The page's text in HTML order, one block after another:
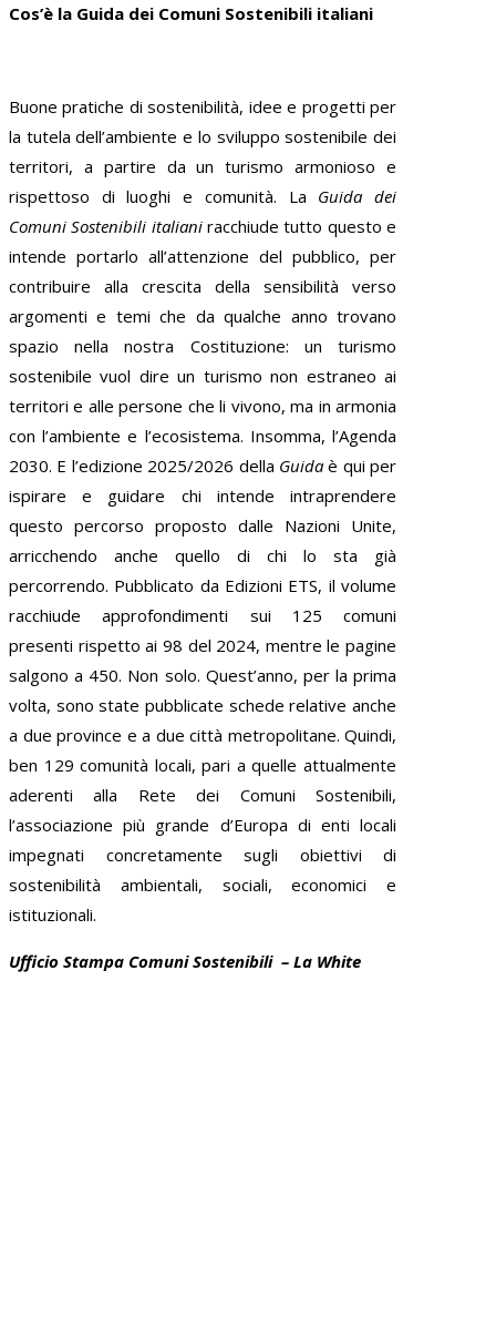
Cos’è la Guida dei Comuni Sostenibili italiani
Buone pratiche di sostenibilità, idee e progetti per
la tutela dell’ambiente e lo sviluppo sostenibile dei
territori, a partire da un turismo armonioso e
rispettoso di luoghi e comunità. La Guida dei
Comuni Sostenibili italianiracchiude tutto questo e
intende portarlo all’attenzione del pubblico, per
contribuire alla crescita della sensibilità verso
argomenti e temi che da qualche anno trovano
spazio nella nostra Costituzione: un turismo
sostenibile vuol dire un turismo non estraneo ai
territori e alle persone che li vivono, ma in armonia
con l’ambiente e l’ecosistema. Insomma, l’Agenda
2030. E l’edizione 2025/2026 della Guidaè qui per
ispirare e guidare chi intende intraprendere
questo percorso proposto dalle Nazioni Unite,
arricchendo anche quello di chi lo sta già
percorrendo. Pubblicato da Edizioni ETS, il volume
racchiude approfondimenti sui 125 comuni
presenti rispetto ai 98 del 2024, mentre le pagine
salgono a 450. Non solo. Quest’anno, per la prima
volta, sono state pubblicate schede relative anche
a due province e a due città metropolitane. Quindi,
ben 129 comunità locali, pari a quelle attualmente
aderenti alla Rete dei Comuni Sostenibili,
l’associazione più grande d’Europa di enti locali
impegnati concretamente sugli obiettivi di
sostenibilità ambientali, sociali, economici e
istituzionali.
Ufficio Stampa Comuni Sostenibili – La White